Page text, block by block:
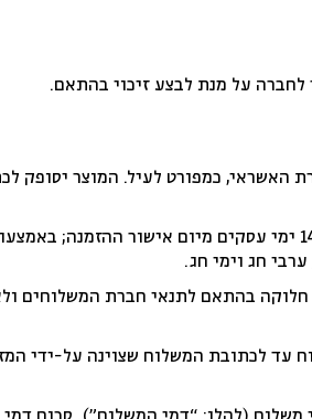
לחברה על מנת לבצע זיכוי בהתאם.
כמפורט לעיל. המוצר יסופק
חג וימי חג.
בהתאם לתנאי חברת המשלוחים
לכתובת המשלוח שצוינה על-ידי